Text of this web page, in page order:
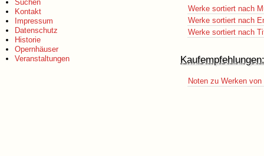
Suchen
Kontakt
Impressum
Datenschutz
Historie
Opernhäuser
Veranstaltungen
Werke sortiert nach
Werke sortiert nach
Werke sortiert nach
Kaufempfehlungen:
Noten zu Werken